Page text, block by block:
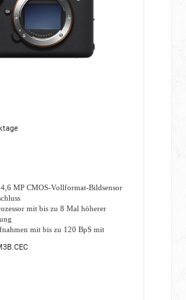
MP CMOS-Vollformat-Bildsensor
mit bis zu 8 Mal höherer
mit bis zu 120 BpS mit
1/80.000 Sekunde mit